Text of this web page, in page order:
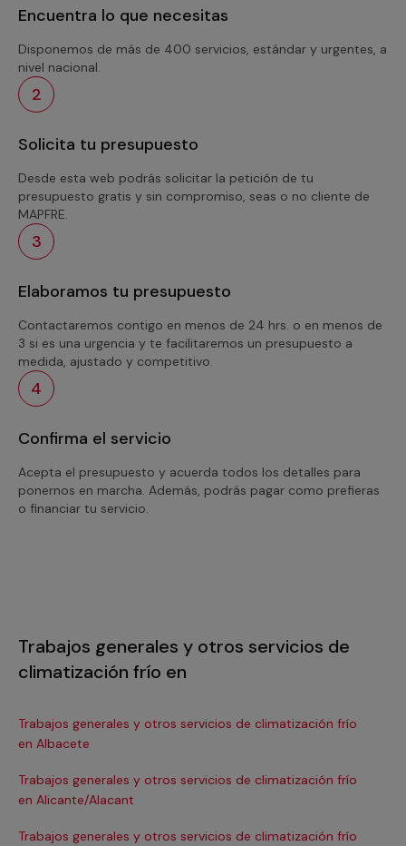
Encuentra lo que necesitas
Disponemos de más de 400 servicios, estándar y urgentes, a
nivel nacional.
2
Solicita tu presupuesto
Desde esta web podrás solicitar la petición de tu
presupuesto gratis y sin compromiso, seas o no cliente de
MAPFRE.
3
Elaboramos tu presupuesto
Contactaremos contigo en menos de 24 hrs. o en menos de
3 si es una urgencia y te facilitaremos un presupuesto a
medida, ajustado y competitivo.
4
Confirma el servicio
Acepta el presupuesto y acuerda todos los detalles para
ponernos en marcha. Además, podrás pagar como prefieras
o financiar tu servicio.
Trabajos generales y otros servicios de
climatización frío en
Trabajos generales y otros servicios de climatización frío
en Albacete
Trabajos generales y otros servicios de climatización frío
en Alicante/Alacant
Trabajos generales y otros servicios de climatización frío